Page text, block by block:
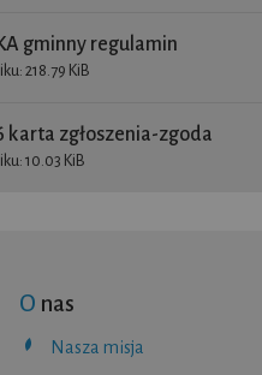
gminny regulamin
218.79 KiB
karta zgłoszenia-zgoda
10.03 KiB
O nas
Nasza misja